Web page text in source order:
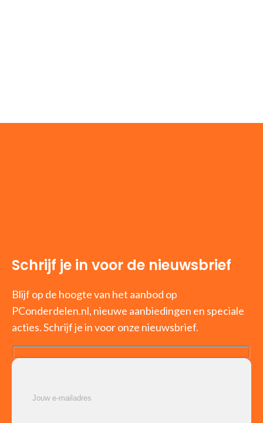
Schrijf je in voor de nieuwsbrief
Blijf op de hoogte van het aanbod op
PConderdelen.nl, nieuwe aanbiedingen en speciale
acties. Schrijf je in voor onze nieuwsbrief.